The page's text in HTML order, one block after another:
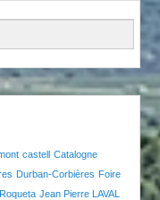
castell Catalogne
Durban-Corbières Foire
Jean Pierre LAVAL